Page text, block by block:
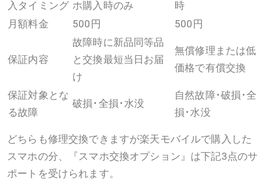
入タイミング ホ購入時のみ
時
月額料金
500円 500円
保証内容
故障時に新品同等品
と交換最短当日お届
け
無償修理または低
価格で有償交換
保証対象とな
る故障
破損･全損･水没
自然故障･破損･全
損･水没
どちらも修理交換できますが楽天モバイルで購入した
スマホの分、『スマホ交換オプション』は下記3点のサ
ポートを受けられます。